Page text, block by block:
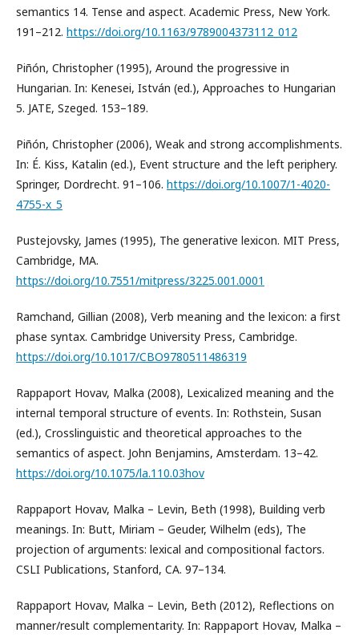
semantics 14. Tense and aspect. Academic Press, New York.
191–212. https://doi.org/10.1163/9789004373112_012
Piñón, Christopher (1995), Around the progressive in
Hungarian. In: Kenesei, István (ed.), Approaches to Hungarian
5. JATE, Szeged. 153–189.
Piñón, Christopher (2006), Weak and strong accomplishments.
In: É. Kiss, Katalin (ed.), Event structure and the left periphery.
Springer, Dordrecht. 91–106. https://doi.org/10.1007/1-4020-
4755-x_5
Pustejovsky, James (1995), The generative lexicon. MIT Press,
Cambridge, MA.
https://doi.org/10.7551/mitpress/3225.001.0001
Ramchand, Gillian (2008), Verb meaning and the lexicon: a first
phase syntax. Cambridge University Press, Cambridge.
https://doi.org/10.1017/CBO9780511486319
Rappaport Hovav, Malka (2008), Lexicalized meaning and the
internal temporal structure of events. In: Rothstein, Susan
(ed.), Crosslinguistic and theoretical approaches to the
semantics of aspect. John Benjamins, Amsterdam. 13–42.
https://doi.org/10.1075/la.110.03hov
Rappaport Hovav, Malka – Levin, Beth (1998), Building verb
meanings. In: Butt, Miriam – Geuder, Wilhelm (eds), The
projection of arguments: lexical and compositional factors.
CSLI Publications, Stanford, CA. 97–134.
Rappaport Hovav, Malka – Levin, Beth (2012), Reflections on
manner/result complementarity. In: Rappaport Hovav, Malka –